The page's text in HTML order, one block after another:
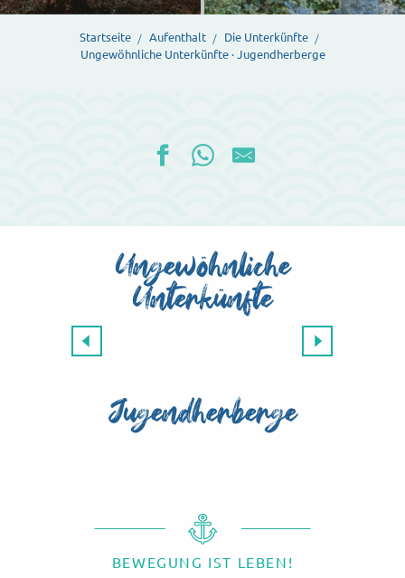
Startseite Aufenthalt
Die Unterkünfte
Ungewöhnliche Unterkünfte · Jugendherberge
Ungewöhnliche
Unterkünfte
Jugendherberge
BEWEGUNG IST LEBEN!